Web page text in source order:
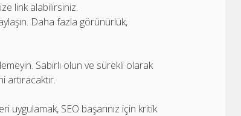
link alabilirsiniz.
Daha fazla görünürlük,
Sabırlı olun ve sürekli olarak
SEO başarınız için kritik